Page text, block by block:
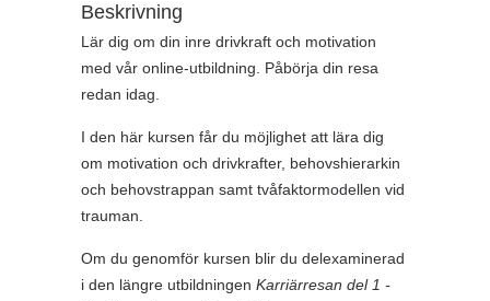
Beskrivning
Lär dig om din inre drivkraft och motivation
med vår online-utbildning. Påbörja din resa
redan idag.
I den här kursen får du möjlighet att lära dig
om motivation och drivkrafter, behovshierarkin
och behovstrappan samt tvåfaktormodellen vid
trauman.
Om du genomför kursen blir du delexaminerad
i den längre utbildningen Karriärresan del 1 -